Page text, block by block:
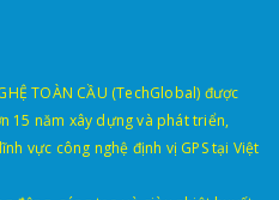
TOÀN CẦU (TechGlobal) được
15 năm xây dựng và phát triển,
vực công nghệ định vị GPS tại Việt